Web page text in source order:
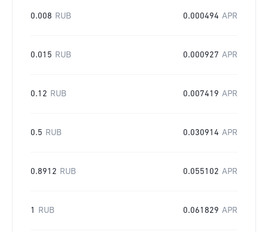
0.008 RUB 0.000494 APR
0.015 RUB 0.000927 APR
0.12 RUB 0.007419 APR
0.5 RUB 0.030914 APR
0.8912 RUB 0.055102 APR
1 RUB 0.061829 APR